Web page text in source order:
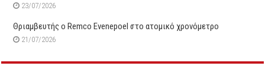
23/07/2026
Θριαμβευτής ο Remco Evenepoel στο ατομικό χρονόμετρο
21/07/2026